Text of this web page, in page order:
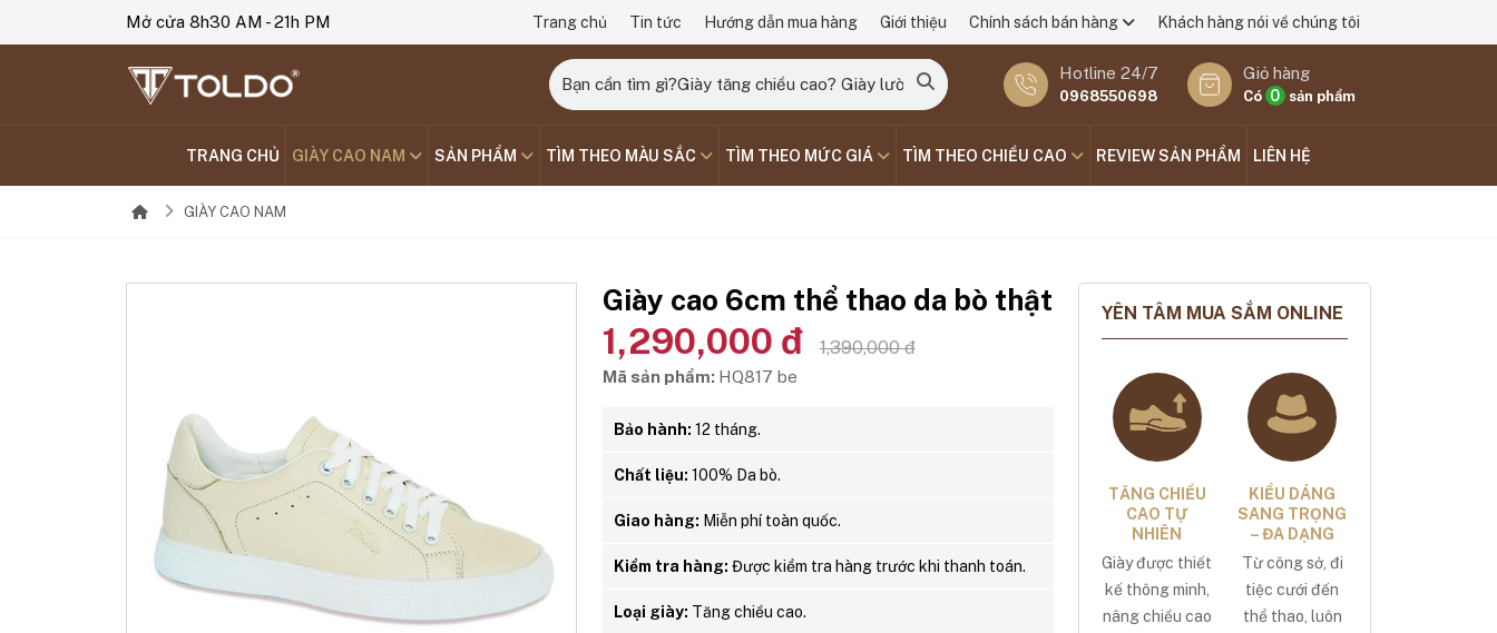
Mở cửa 8h30 AM - 21h PM Trang chủ Tin tức Hướng dẫn mua hàng Giới thiệu Chính sách bán hàng Khách hàng nói về chúng tôi
Giỏ hàng
Có 0 sản phẩm
Hotline 24/7
0968550698
TRANG CHỦ GIÀY CAO NAM SẢN PHẨM TÌM THEO MÀU SẮC TÌM THEO MỨC GIÁ TÌM THEO CHIỀU CAO REVIEW SẢN PHẨM LIÊN HỆ
GIÀY CAO NAM
Giày cao 6cm thể thao da bò thật
1,290,000 đ 1,390,000 đ
Mã sản phẩm: HQ817 be
Bảo hành: 12 tháng.
Chất liệu: 100% Da bò.
Giao hàng: Miễn phí toàn quốc.
Kiểm tra hàng: Được kiểm tra hàng trước khi thanh toán.
Loại giày: Tăng chiều cao.
YÊN TÂM MUA SẮM ONLINE
TĂNG CHIỀU
CAO TỰ
NHIÊN
Giày được thiết
kế thông minh,
nâng chiều cao
KIỂU DÁNG
SANG TRỌNG
– ĐA DẠNG
Từ công sở, đi
tiệc cưới đến
thể thao, luôn